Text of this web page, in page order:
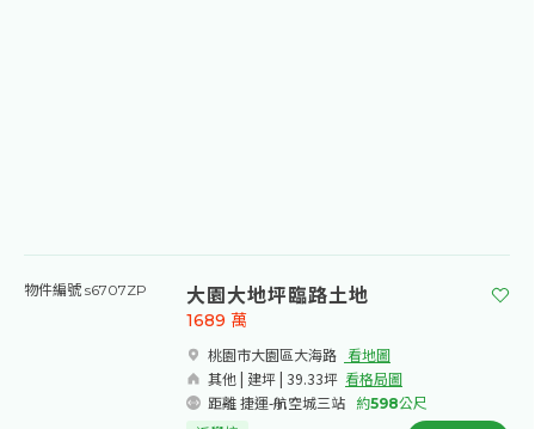
物件編號 s6707ZP 大園大地坪臨路土地
桃園市大園區大海路​ 看地圖
其他 | 建坪 | 39.33坪 看格局圖
距離 捷運-航空城三站
約598公尺
1689 萬